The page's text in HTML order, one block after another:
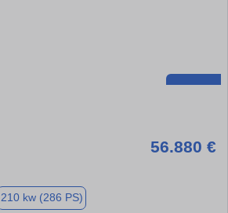
56.880 €
210 kw (286 PS)